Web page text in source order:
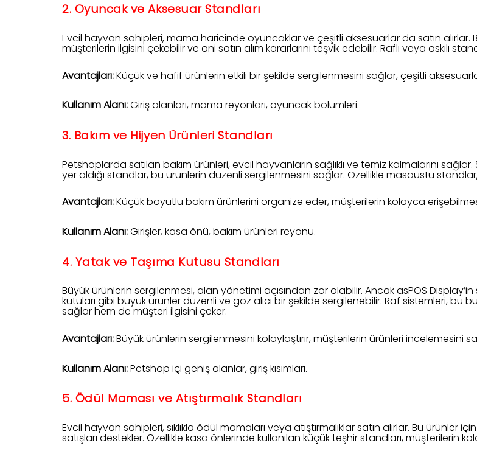
2. Oyuncak ve Aksesuar Standları
Evcil hayvan sahipleri, mama haricinde oyuncaklar ve çeşitli aksesuarlar da satın
müşterilerin ilgisini çekebilir ve ani satın alım kararlarını teşvik edebilir. Raflı veya askılı
Avantajları:Küçük ve hafif ürünlerin etkili bir şekilde sergilenmesini sağlar, çeşitli
Kullanım Alanı:Giriş alanları, mama reyonları, oyuncak bölümleri.
3. Bakım ve Hijyen Ürünleri Standları
Petshoplarda satılan bakım ürünleri, evcil hayvanların sağlıklı ve temiz kalmalarını
yer aldığı standlar, bu ürünlerin düzenli sergilenmesini sağlar. Özellikle masaüstü
Avantajları:Küçük boyutlu bakım ürünlerini organize eder, müşterilerin kolayca
Kullanım Alanı:Girişler, kasa önü, bakım ürünleri reyonu.
4. Yatak ve Taşıma Kutusu Standları
Büyük ürünlerin sergilenmesi, alan yönetimi açısından zor olabilir. Ancak asPOS
kutuları gibi büyük ürünler düzenli ve göz alıcı bir şekilde sergilenebilir. Raf sistemleri,
sağlar hem de müşteri ilgisini çeker.
Avantajları:Büyük ürünlerin sergilenmesini kolaylaştırır, müşterilerin ürünleri incelemesini
Kullanım Alanı:Petshop içi geniş alanlar, giriş kısımları.
5. Ödül Maması ve Atıştırmalık Standları
Evcil hayvan sahipleri, sıklıkla ödül mamaları veya atıştırmalıklar satın alırlar. Bu ürünler
satışları destekler. Özellikle kasa önlerinde kullanılan küçük teşhir standları, müşterilerin